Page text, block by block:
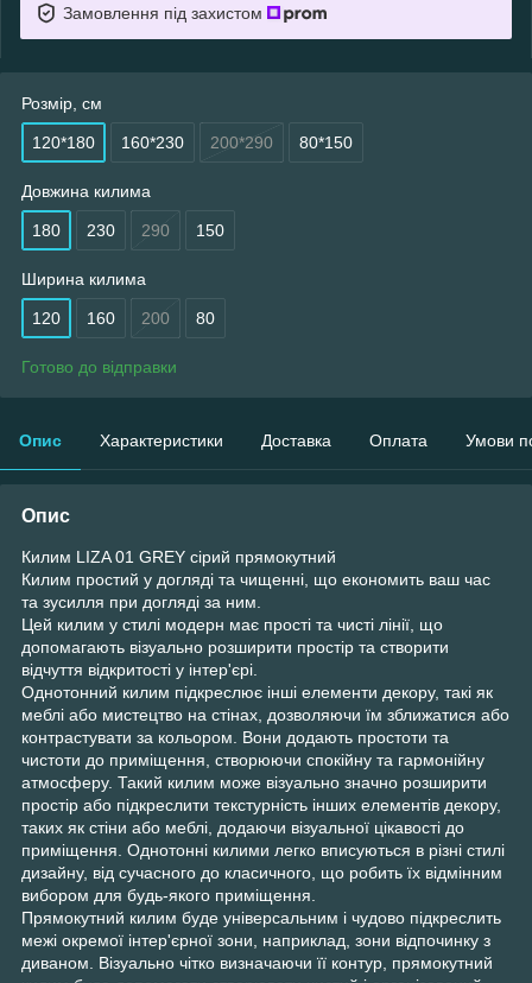
Замовлення під захистом
Розмір, см
120*180 160*230 200*290 80*150
Довжина килима
180 230 290 150
Ширина килима
120 160 200 80
Готово до відправки
Опис Характеристики Доставка Оплата Умови
Опис
Килим LIZA 01 GREY сірий прямокутний
Килим простий у догляді та чищенні, що економить ваш час
та зусилля при догляді за ним.
Цей килим у стилі модерн має прості та чисті лінії, що
допомагають візуально розширити простір та створити
відчуття відкритості у інтер'єрі.
Однотонний килим підкреслює інші елементи декору, такі як
меблі або мистецтво на стінах, дозволяючи їм зближатися або
контрастувати за кольором. Вони додають простоти та
чистоти до приміщення, створюючи спокійну та гармонійну
атмосферу. Такий килим може візуально значно розширити
простір або підкреслити текстурність інших елементів декору,
таких як стіни або меблі, додаючи візуальної цікавості до
приміщення. Однотонні килими легко вписуються в різні стилі
дизайну, від сучасного до класичного, що робить їх відмінним
вибором для будь-якого приміщення.
Прямокутний килим буде універсальним і чудово підкреслить
межі окремої інтер'єрної зони, наприклад, зони відпочинку з
диваном. Візуально чітко визначаючи її контур, прямокутний